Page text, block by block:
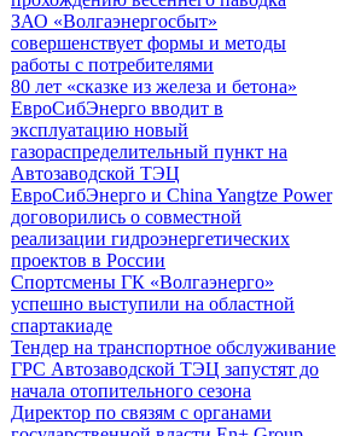
ЗАО «Волгаэнергосбыт»
совершенствует формы и методы
работы с потребителями
80 лет «сказке из железа и бетона»
ЕвроСибЭнерго вводит в
эксплуатацию новый
газораспределительный пункт на
Автозаводской ТЭЦ
ЕвроСибЭнерго и China Yangtze Power
договорились о совместной
реализации гидроэнергетических
проектов в России
Спортсмены ГК «Волгаэнерго»
успешно выступили на областной
спартакиаде
Тендер на транспортное обслуживание
ГРС Автозаводской ТЭЦ запустят до
начала отопительного сезона
Директор по связям с органами